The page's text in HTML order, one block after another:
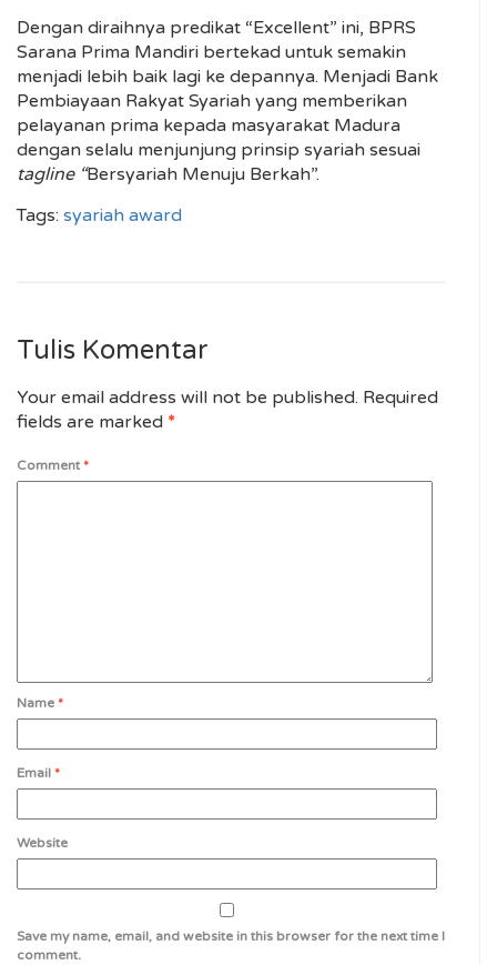
Dengan diraihnya predikat “Excellent” ini, BPRS
Sarana Prima Mandiri bertekad untuk semakin
menjadi lebih baik lagi ke depannya. Menjadi Bank
Pembiayaan Rakyat Syariah yang memberikan
pelayanan prima kepada masyarakat Madura
dengan selalu menjunjung prinsip syariah sesuai
tagline “Bersyariah Menuju Berkah”.
Tags: syariah award
Tulis Komentar
Your email address will not be published. Required
fields are marked *
Comment *
Name *
Email *
Website
Save my name, email, and website in this browser for the next time I
comment.